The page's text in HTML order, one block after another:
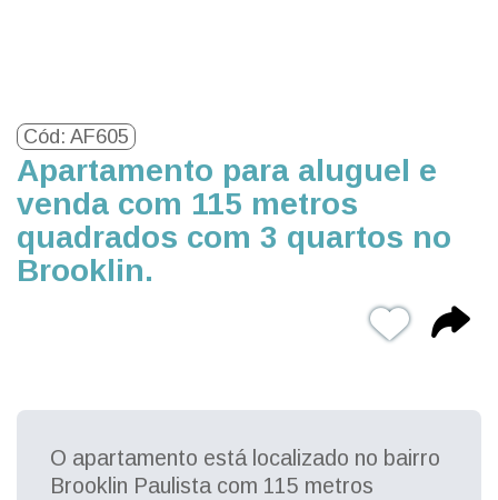
Cód: AF605
Apartamento para aluguel e
venda com 115 metros
quadrados com 3 quartos no
Brooklin.
O apartamento está localizado no bairro
Brooklin Paulista com 115 metros